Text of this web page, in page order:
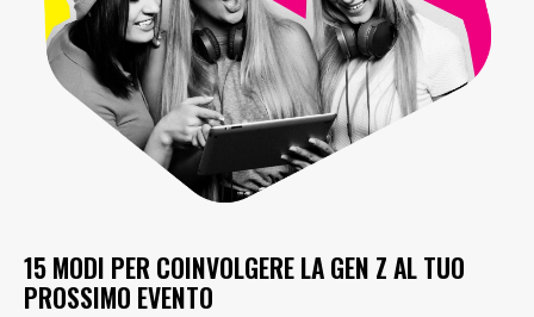
15 MODI PER COINVOLGERE LA GEN Z AL TUO
PROSSIMO EVENTO